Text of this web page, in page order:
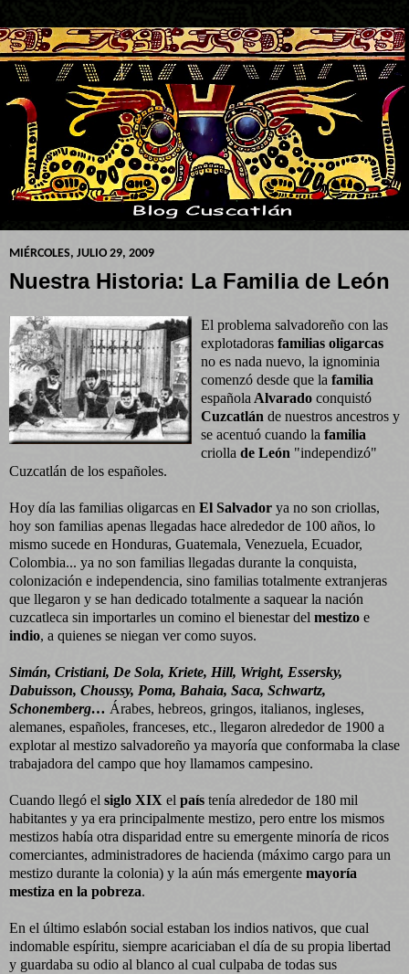
MIÉRCOLES, JULIO 29, 2009
Nuestra Historia: La Familia de León
El problema salvadoreño con las
explotadoras familias oligarcas
no es nada nuevo, la ignominia
comenzó desde que la familia
española Alvarado conquistó
Cuzcatlán de nuestros ancestros y
se acentuó cuando la familia
criolla de León "independizó"
Cuzcatlán de los españoles.
Hoy día las familias oligarcas en El Salvador ya no son criollas,
hoy son familias apenas llegadas hace alrededor de 100 años, lo
mismo sucede en Honduras, Guatemala, Venezuela, Ecuador,
Colombia... ya no son familias llegadas durante la conquista,
colonización e independencia, sino familias totalmente extranjeras
que llegaron y se han dedicado totalmente a saquear la nación
cuzcatleca sin importarles un comino el bienestar del mestizo e
indio, a quienes se niegan ver como suyos.
Simán, Cristiani, De Sola, Kriete, Hill, Wright, Essersky,
Dabuisson, Choussy, Poma, Bahaia, Saca, Schwartz,
Schonemberg… Árabes, hebreos, gringos, italianos, ingleses,
alemanes, españoles, franceses, etc., llegaron alrededor de 1900 a
explotar al mestizo salvadoreño ya mayoría que conformaba la clase
trabajadora del campo que hoy llamamos campesino.
Cuando llegó el siglo XIX el país tenía alrededor de 180 mil
habitantes y ya era principalmente mestizo, pero entre los mismos
mestizos había otra disparidad entre su emergente minoría de ricos
comerciantes, administradores de hacienda (máximo cargo para un
mestizo durante la colonia) y la aún más emergente mayoría
mestiza en la pobreza.
En el último eslabón social estaban los indios nativos, que cual
indomable espíritu, siempre acariciaban el día de su propia libertad
y guardaba su odio al blanco al cual culpaba de todas sus